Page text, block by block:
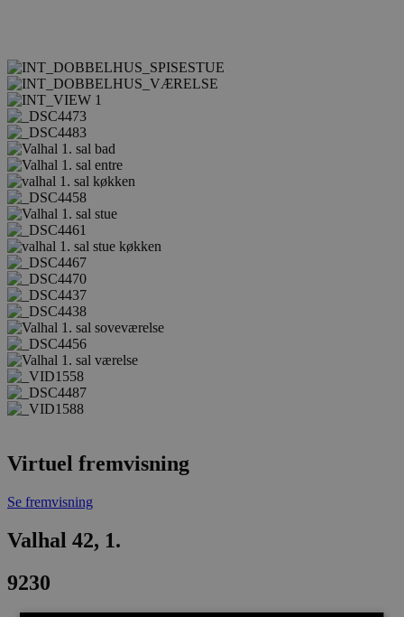
Virtuel fremvisning
Se fremvisning
Valhal 42, 1.
9230